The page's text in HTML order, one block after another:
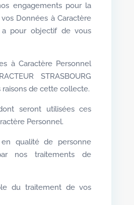
engagements pour la
Données à Caractère
a pour objectif de vous
à Caractère Personnel
STRASBOURG
de cette collecte.
seront utilisées ces
Personnel.
qualité de personne
nos traitements de
du traitement de vos